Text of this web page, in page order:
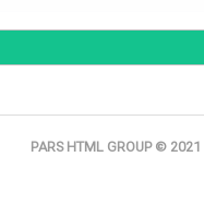
PARS HTML GROUP © 2021